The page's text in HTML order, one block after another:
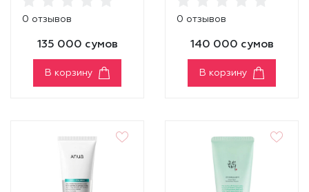
0 отзывов
135 000 сумов
В корзину
0 отзывов
140 000 сумов
В корзину